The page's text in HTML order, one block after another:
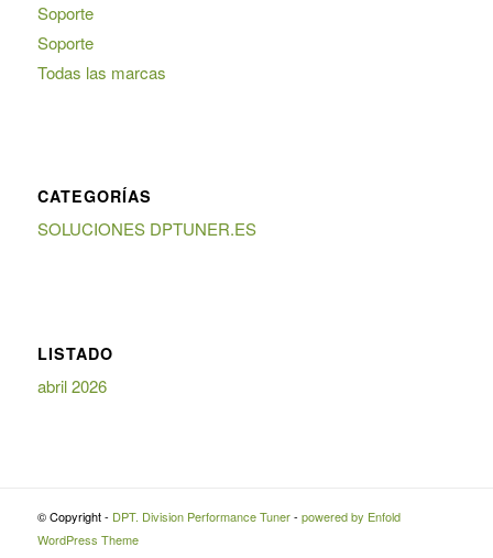
Soporte
Soporte
Todas las marcas
CATEGORÍAS
SOLUCIONES DPTUNER.ES
LISTADO
abril 2026
© Copyright - DPT. Division Performance Tuner- powered by Enfold
WordPress Theme